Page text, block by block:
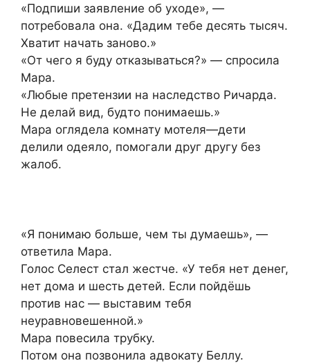
«Подпиши заявление об уходе», —
потребовала она. «Дадим тебе десять тысяч.
Хватит начать заново.»
«От чего я буду отказываться?» — спросила
Мара.
«Любые претензии на наследство Ричарда.
Не делай вид, будто понимаешь.»
Мара оглядела комнату мотеля—дети
делили одеяло, помогали друг другу без
жалоб.
«Я понимаю больше, чем ты думаешь», —
ответила Мара.
Голос Селест стал жестче. «У тебя нет денег,
нет дома и шесть детей. Если пойдёшь
против нас — выставим тебя
неуравновешенной.»
Мара повесила трубку.
Потом она позвонила адвокату Беллу.